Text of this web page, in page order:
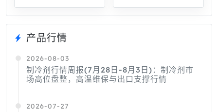
产品行情
2026-08-03
制冷剂行情周报(7月28日-8月3日)：制冷剂市
场高位盘整，高温维保与出口支撑行情
2026-07-27